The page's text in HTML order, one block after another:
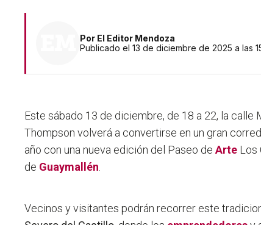
Por El Editor Mendoza
Publicado el 13 de diciembre de 2025 a las
Este sábado 13 de diciembre, de 18 a 22, la calle
Thompson volverá a convertirse en un gran
año con una nueva edición del Paseo deArte Los
de Guaymallén
Vecinos y visitantes podrán recorrer este